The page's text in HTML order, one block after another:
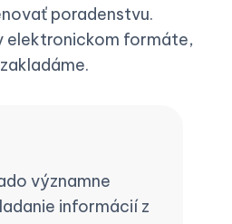
poradenstvu.
elektronickom formáte,
významne
informácií z